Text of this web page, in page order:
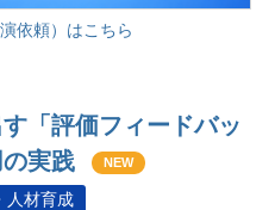
依頼）はこちら
「評価フィードバッ
実践
NEW
人材育成